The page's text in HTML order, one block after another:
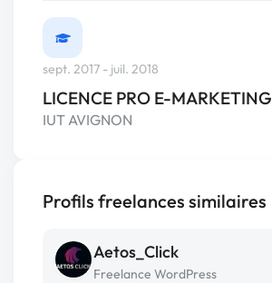
sept. 2017 - juil. 2018
LICENCE PRO E-MARKETING
IUT AVIGNON
Profils freelances similaires
Aetos_Click
Freelance WordPress